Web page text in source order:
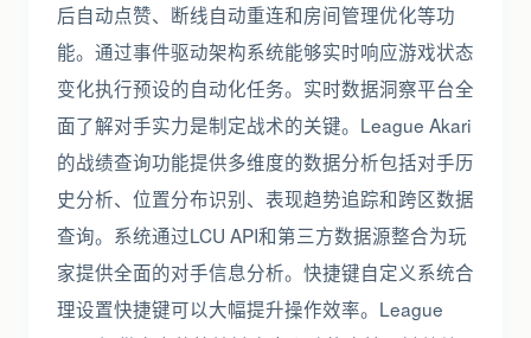
后自动点赞、断线自动重连和房间管理优化等功
能。通过事件驱动架构系统能够实时响应游戏状态
变化执行预设的自动化任务。实时数据洞察平台全
面了解对手实力是制定战术的关键。League Akari
的战绩查询功能提供多维度的数据分析包括对手历
史分析、位置分布识别、表现趋势追踪和跨区数据
查询。系统通过LCU API和第三方数据源整合为玩
家提供全面的对手信息分析。快捷键自定义系统合
理设置快捷键可以大幅提升操作效率。League